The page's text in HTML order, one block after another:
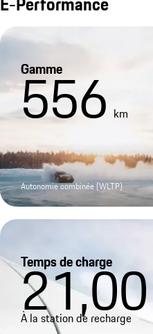
Gamme
556 km
Autonomie combinée (WLTP)
Temps de charge
21,00
À la station de recharge